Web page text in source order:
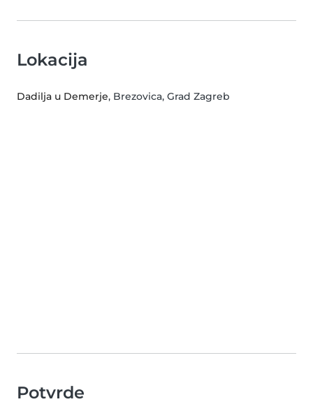
Lokacija
Dadilja u Demerje, Brezovica, Grad Zagreb
Potvrde